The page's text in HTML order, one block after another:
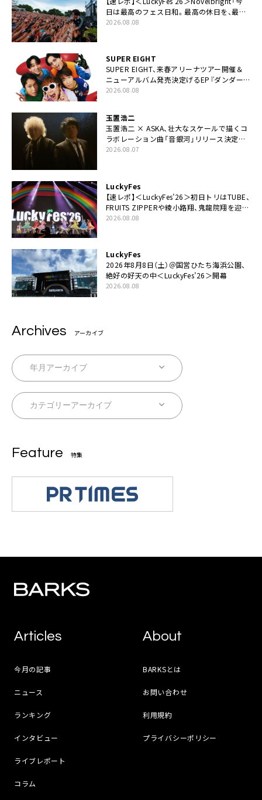
日は最高のフェス日和。最高の休日を、最高
の夏休みを作っていきたい」
2026.08.08
SUPER EIGHT
SUPER EIGHT、来春アリーナツアー開催＆
ニューアルバム発売決定げるEP『ダンダー
ラ』本日リリース
2026.08.08
玉置浩二
玉置浩二 × ASKA、壮大なスケールで描くコ
ラボレーション曲「音銀河」リリース決定。
カップリングには新曲「命の宿り」収録も
2026.08.07
LuckyFes
【速レポ】＜LuckyFes’26＞初日トリはTUBE、
FRUITS ZIPPERや綾小路翔、鬼龍院翔を迎え
た豪華コラボも「知ってたらぜひ一緒に歌っ
2026.08.08
LuckyFes
2026年8月8日（土）＠国営ひたち海浜公園、
絶好の好天の中＜LuckyFes’26＞開幕
2026.08.08
Archives アーカイブ
Feature 特集
Articles
今月の記事
ニュース
ランキング
インタビュー
ライブレポート
コラム
About
BARKSとは
お問い合わせ
利用規約
プライバシーポリシー